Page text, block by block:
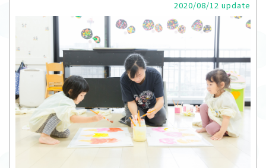
2020/08/12 update